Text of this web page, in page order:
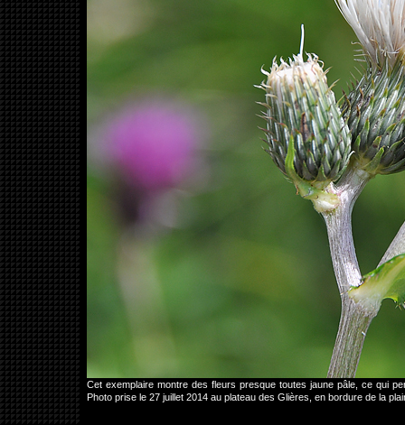
Cet exemplaire montre des fleurs presque toutes jaune pâle, ce qui
Photo prise le 27 juillet 2014 au plateau des Glières, en bordure de la